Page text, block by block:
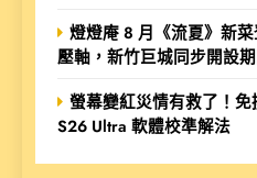
燈燈庵 8 月《流夏》新
壓軸，新竹巨城同步開設
螢幕變紅災情有救了！
S26 Ultra 軟體校準解法